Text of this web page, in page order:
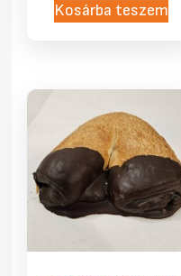
Kosárba teszem